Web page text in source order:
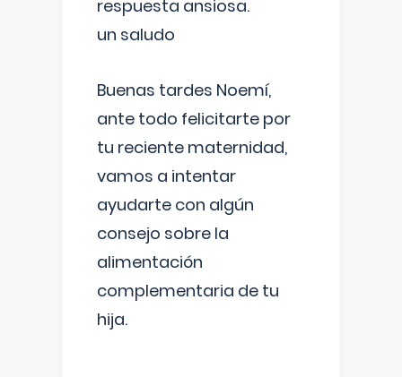
respuesta ansiosa.
un saludo
Buenas tardes Noemí,
ante todo felicitarte por
tu reciente maternidad,
vamos a intentar
ayudarte con algún
consejo sobre la
alimentación
complementaria de tu
hija.